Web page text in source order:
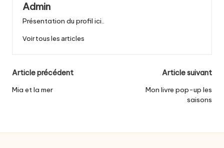
Admin
Présentation du profil ici..
Voir tous les articles
Post
navigation
Article précédent
Mia et la mer
Article suivant
Mon livre pop-up les
saisons